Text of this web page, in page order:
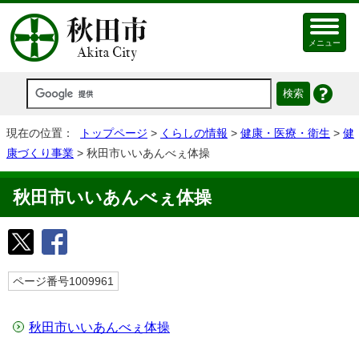
メニュー
現在の位置： トップページ > くらしの情報 > 健康・医療・衛生 > 健
康づくり事業 > 秋田市いいあんべぇ体操
秋田市いいあんべぇ体操
ページ番号1009961
秋田市いいあんべぇ体操